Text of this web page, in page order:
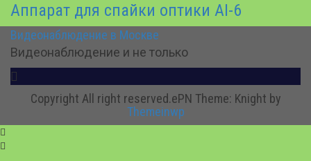
Аппарат для спайки оптики AI-6
Видеонаблюдение в Москве
Видеонаблюдение и не только
Copyright All right reserved.ePN Theme: Knight by
Themeinwp